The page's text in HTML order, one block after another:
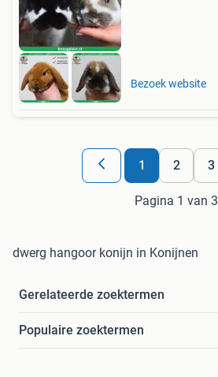
Bezoek website
1 2 3
Pagina 1 van 3
dwerg hangoor konijn in Konijnen
Gerelateerde zoektermen
Populaire zoektermen